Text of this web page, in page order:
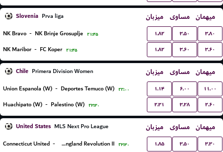
Slovenia Prva liga میزبان مساوی میهمان
NK Bravo - NK Brinje Grosuplje ۲۱:۴۵ ۱.۸۲ ۳.۵۰ ۳.۸۰
NK Maribor - FC Koper ۲۱:۴۵ ۱.۸۲ ۳.۶۰ ۳.۶۰
Chile Primera Division Women میزبان مساوی میهمان
Union Espanola (W) - Deportes Temuco (W) ۲۲:۰۰ ۱.۱۴ ۶.۰۰ ۱۱.۰۰
Huachipato (W) - Palestino (W) ۲۳:۳۰ ۲.۳۱ ۳.۲۸ ۲.۶۰
United States MLS Next Pro League میزبان مساوی میهمان
Connecticut United - New England Revolution II ۲۳:۳۰ ۱.۸۵ ۳.۵۰ ۳.۳۰